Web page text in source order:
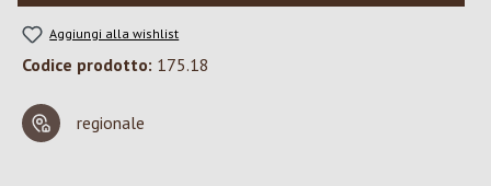
Aggiungi alla wishlist
Codice prodotto: 175.18
regionale